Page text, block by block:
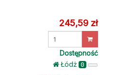
245,59 zł
Dostępność
Łódż 0